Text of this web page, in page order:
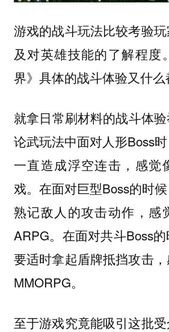
游戏的战斗玩法比较考验
及对英雄技能的了解程度
界》具体的战斗体验又什么
就拿日常刷材料的战斗体
论武玩法中面对人形Boss
一直造成浮空连击，感觉
戏。在面对巨型Boss的时
熟记敌人的攻击动作，感
ARPG。在面对共斗Boss
要适时拿起盾牌抵挡攻击
MMORPG。
至于游戏究竟能吸引这批